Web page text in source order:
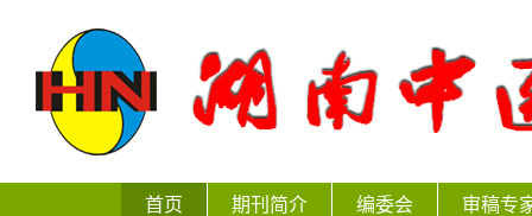
首页 期刊简介 编委会 审稿专